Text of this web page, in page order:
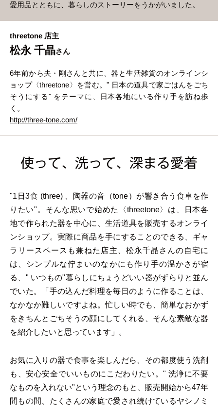
愛用品とともに、暮らしのストーリーをうかがいました。
threetone 店主
松永 千晶さん
6年前から夫・剛さんと共に、器と生活雑貨のオンラインシ
ョップ〈threetone〉を営む。" 日本の道具で家ごはんをごち
そうにする" をテーマに、日本各地にいる作り手を訪ね歩
く。
http://three-tone.com/
使って、洗って、深まる愛着
"1日3食 (three) 、陶器の音（tone）が響き合う食卓を作
りたい"。そんな思いで始めた〈threetone〉は、日本各
地で作られた器を中心に、生活道具を販売するオンライ
ンショップ。実際に商品を手にすることのできる、ギャ
ラリースペースも兼ねた店主、松永千晶さんの自宅に
は、シンプルな佇まいのなかにも作り手の温かさが宿
る、" いつもの"暮らしにちょうどいい器がずらりと並ん
でいた。「手の込んだ料理を毎日のように作ることは、
なかなか難しいですよね。忙しい時でも、簡単なおかず
をきちんとごちそうの顔にしてくれる、そんな素敵な器
を紹介したいと思っています」。
お気に入りの器で食事を楽しんだら、その都度使う洗剤
も、安心安全でいいものにこだわりたい。" 洗浄に不要
なものを入れない"という理念のもと、販売開始から47年
間もの間、たくさんの家庭で愛され続けているヤシノミ